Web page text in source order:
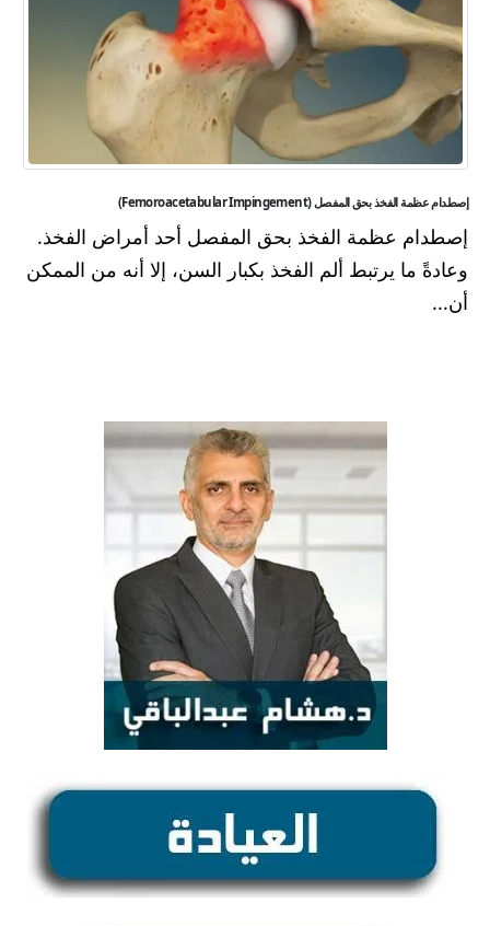
إصطدام عظمة الفخذ بحق المفصل (Femoroacetabular Impingement)
إصطدام عظمة الفخذ بحق المفصل أحد أمراض الفخذ.
وعادةً ما يرتبط ألم الفخذ بكبار السن، إلا أنه من الممكن
أن...